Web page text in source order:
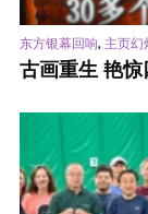
东方银幕回响, 主页幻
古画重生 艳惊